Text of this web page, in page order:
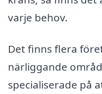
varje behov.
Det finns flera
närliggande
specialiserade på